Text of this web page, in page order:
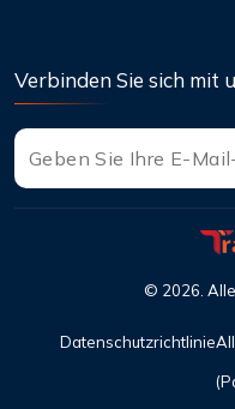
Verbinden Sie sich mit
© 2026 .
Datenschutzrichtlinie